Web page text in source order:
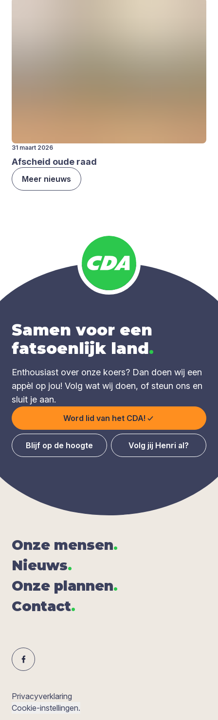
31 maart 2026
Afscheid oude raad
Meer nieuws
Samen voor een
fatsoenlijk land.
Enthousiast over onze koers? Dan doen wij een
appèl op jou! Volg wat wij doen, of steun ons en
sluit je aan.
Word lid van het CDA!
Blijf op de hoogte Volg jij Henri al?
Onze men­sen.
Nieuws.
Onze plan­nen.
Con­tact.
Privacyverklaring
Cookie-instellingen.